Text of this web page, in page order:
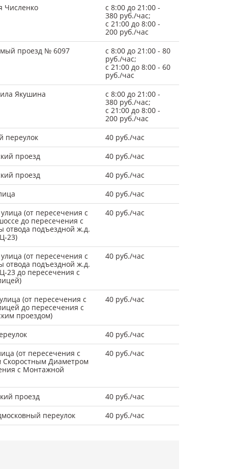
Численко
c 8:00 до 21:00 -
380 руб./час;
с 21:00 до 8:00 -
200 руб./час
проезд № 6097
c 8:00 до 21:00 - 80
руб./час;
с 21:00 до 8:00 - 60
руб./час
Якушина
c 8:00 до 21:00 -
380 руб./час;
с 21:00 до 8:00 -
200 руб./час
переулок
40 руб./час
проезд
40 руб./час
проезд
40 руб./час
40 руб./час
(от пересечения с
до пересечения с
отвода подъездной ж.д.
23)
40 руб./час
(от пересечения с
отвода подъездной ж.д.
23 до пересечения с
40 руб./час
(от пересечения с
до пересечения с
проездом)
40 руб./час
40 руб./час
(от пересечения с
Скоростным Диаметром
с Монтажной
40 руб./час
проезд
40 руб./час
переулок 40 руб./час